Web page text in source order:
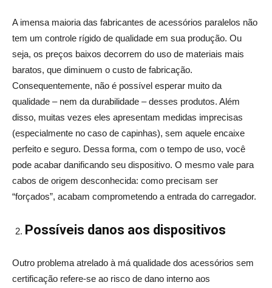
A imensa maioria das fabricantes de acessórios paralelos não
tem um controle rígido de qualidade em sua produção. Ou
seja, os preços baixos decorrem do uso de materiais mais
baratos, que diminuem o custo de fabricação.
Consequentemente, não é possível esperar muito da
qualidade – nem da durabilidade – desses produtos. Além
disso, muitas vezes eles apresentam medidas imprecisas
(especialmente no caso de capinhas), sem aquele encaixe
perfeito e seguro. Dessa forma, com o tempo de uso, você
pode acabar danificando seu dispositivo. O mesmo vale para
cabos de origem desconhecida: como precisam ser
“forçados”, acabam comprometendo a entrada do carregador.
Possíveis danos aos dispositivos
Outro problema atrelado à má qualidade dos acessórios sem
certificação refere-se ao risco de dano interno aos